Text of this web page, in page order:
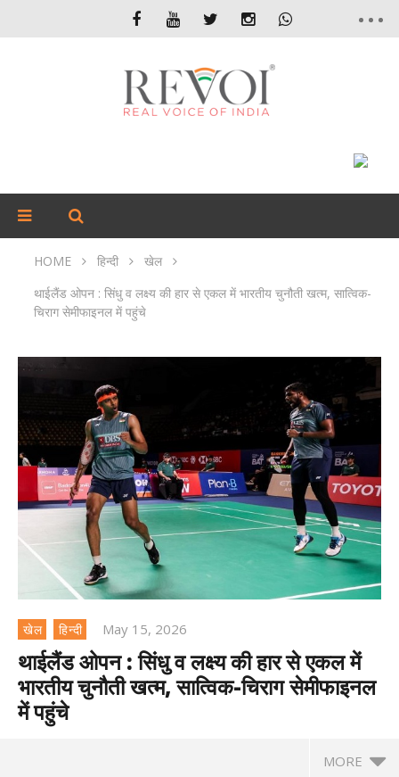
HOME हिन्दी
खेल
थाईलैंड ओपन : सिंधु व लक्ष्य की हार से एकल में भारतीय चुनौती खत्म, सात्विक-
चिराग सेमीफाइनल में पहुंचे
खेल हिन्दी May 15, 2026
थाईलैंड ओपन : सिंधु व लक्ष्य की हार से एकल में
भारतीय चुनौती खत्म, सात्विक-चिराग सेमीफाइनल
में पहुंचे
MORE